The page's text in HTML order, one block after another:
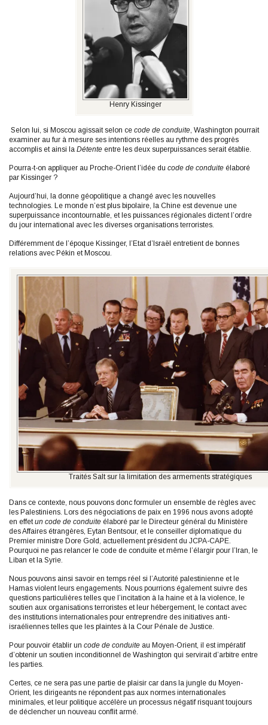
Henry Kissinger
Selon lui, si Moscou agissait selon ce code de conduite , Washington pourrait
examiner au fur à mesure ses intentions réelles au rythme des progrès
accomplis et ainsi la Détente entre les deux superpuissances serait établie.
Pourra-t-on appliquer au Proche-Orient l’idée du code de conduite élaboré
par Kissinger ?
Aujourd’hui, la donne géopolitique a changé avec les nouvelles
technologies. Le monde n’est plus bipolaire, la Chine est devenue une
superpuissance incontournable, et les puissances régionales dictent l’ordre
du jour international avec les diverses organisations terroristes.
Différemment de l’époque Kissinger, l’Etat d’Israël entretient de bonnes
relations avec Pékin et Moscou.
Traités Salt sur la limitation des armements stratégiques
Dans ce contexte, nous pouvons donc formuler un ensemble de règles avec
les Palestiniens. Lors des négociations de paix en 1996 nous avons adopté
en effetun code de conduite élaboré par le Directeur général du Ministère
des Affaires étrangères, Eytan Bentsour, et le conseiller diplomatique du
Premier ministre Dore Gold, actuellement président du JCPA-CAPE.
Pourquoi ne pas relancer le code de conduite et même l’élargir pour l’Iran, le
Liban et la Syrie.
Nous pouvons ainsi savoir en temps réel si l’Autorité palestinienne et le
Hamas violent leurs engagements. Nous pourrions également suivre des
questions particulières telles que l’incitation à la haine et à la violence, le
soutien aux organisations terroristes et leur hébergement, le contact avec
des institutions internationales pour entreprendre des initiatives anti-
israéliennes telles que les plaintes à la Cour Pénale de Justice.
Pour pouvoir établir un code de conduite au Moyen-Orient, il est impératif
d’obtenir un soutien inconditionnel de Washington qui servirait d’arbitre entre
les parties.
Certes, ce ne sera pas une partie de plaisir car dans la jungle du Moyen-
Orient, les dirigeants ne répondent pas aux normes internationales
minimales, et leur politique accélère un processus négatif risquant toujours
de déclencher un nouveau conflit armé.